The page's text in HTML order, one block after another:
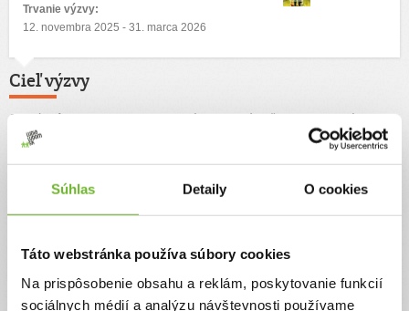
Súhlas Detaily O cookies
Táto webstránka používa súbory cookies
Na prispôsobenie obsahu a reklám, poskytovanie funkcií
sociálnych médií a analýzu návštevnosti používame
Trvanie výzvy:
12. novembra 2025 - 31. marca 2026
Cieľ výzvy
Jediný spôsob Samkovko progresu sú pravidelné cvičenia a rehabilitácie, aby
mu neochabovalo svalstvo. Žiaľ pre Samka nevyhnutné rehabilitácie sú pre
nás rodičov finančne náročné. Pomôžme Samkovi rehabilitácie absolvovať.
Autor výzvy
Liberta, n.o.